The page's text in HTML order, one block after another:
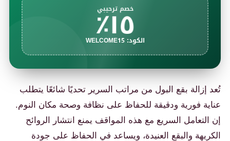
خصم ترحيبي
١٥٪الكود: WELCOME15
تُعد إزالة بقع البول من مراتب السرير تحديًا شائعًا يتطلب
عناية فورية ودقيقة للحفاظ على نظافة وصحة مكان النوم.
إن التعامل السريع مع هذه المواقف يمنع انتشار الروائح
الكريهة والبقع العنيدة، ويساعد في الحفاظ على جودة